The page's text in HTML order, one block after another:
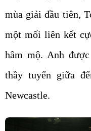
mùa giải đầu tiên,
một mối liên kết
hâm mộ. Anh
thầy tuyến giữa
Newcastle.